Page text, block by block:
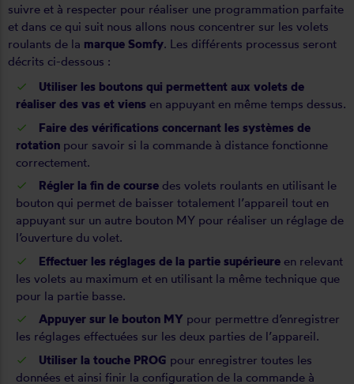
suivre et à respecter pour réaliser une programmation parfaite
et dans ce qui suit nous allons nous concentrer sur les volets
roulants de la marque Somfy. Les différents processus seront
décrits ci-dessous :
Utiliser les boutons qui permettent aux volets de
réaliser des vas et viens en appuyant en même temps dessus.
Faire des vérifications concernant les systèmes de
rotation pour savoir si la commande à distance fonctionne
correctement.
Régler la fin de course des volets roulants en utilisant le
bouton qui permet de baisser totalement l’appareil tout en
appuyant sur un autre bouton MY pour réaliser un réglage de
l’ouverture du volet.
Effectuer les réglages de la partie supérieure en relevant
les volets au maximum et en utilisant la même technique que
pour la partie basse.
Appuyer sur le bouton MY pour permettre d’enregistrer
les réglages effectuées sur les deux parties de l’appareil.
Utiliser la touche PROG pour enregistrer toutes les
données et ainsi finir la configuration de la commande à